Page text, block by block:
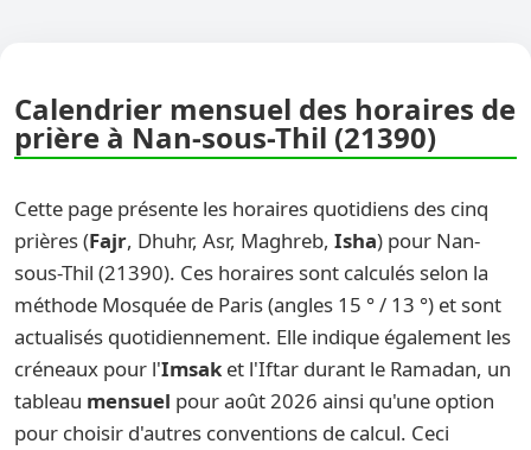
Calendrier mensuel des horaires de
prière à Nan-sous-Thil (21390)
Cette page présente les horaires quotidiens des cinq
prières (Fajr, Dhuhr, Asr, Maghreb, Isha) pour Nan-
sous-Thil (21390). Ces horaires sont calculés selon la
méthode Mosquée de Paris (angles 15 ° / 13 °) et sont
actualisés quotidiennement. Elle indique également les
créneaux pour l'Imsak et l'Iftar durant le Ramadan, un
tableau mensuel pour août 2026 ainsi qu'une option
pour choisir d'autres conventions de calcul. Ceci